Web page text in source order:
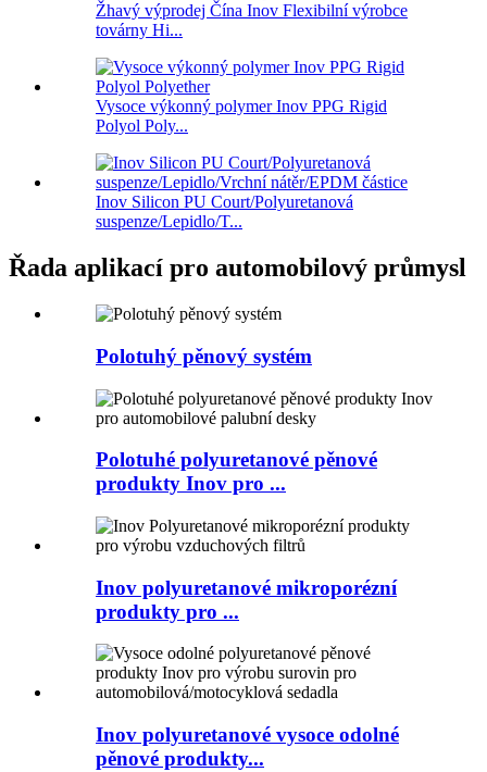
Žhavý výprodej Čína Inov Flexibilní výrobce
továrny Hi...
Vysoce výkonný polymer Inov PPG Rigid
Polyol Poly...
Inov Silicon PU Court/Polyuretanová
suspenze/Lepidlo/T...
Řada aplikací pro automobilový průmysl
Polotuhý pěnový systém
Polotuhé polyuretanové pěnové
produkty Inov pro ...
Inov polyuretanové mikroporézní
produkty pro ...
Inov polyuretanové vysoce odolné
pěnové produkty...